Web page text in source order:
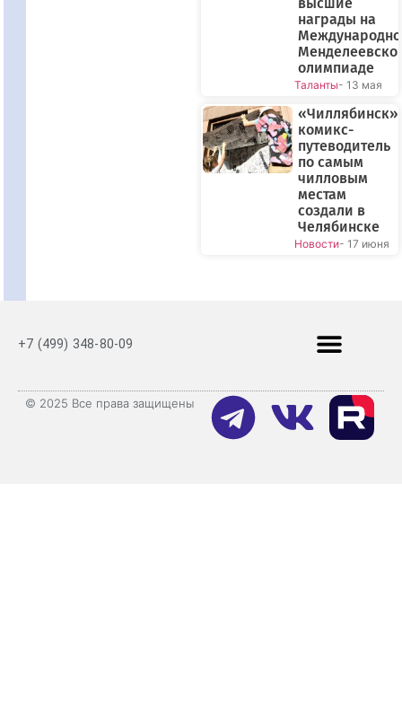
награды на
олимпиаде
Таланты- 13 мая
«Чиллябинск»:
комикс-
путеводитель
по самым
чилловым
местам
создали в
Челябинске
Новости- 17 июня
+7 (499) 348-80-09
© 2025 Все права защищены